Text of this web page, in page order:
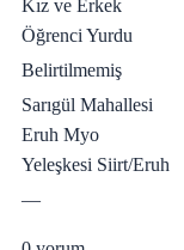
Kız ve Erkek
Öğrenci Yurdu
Belirtilmemiş
Sarıgül Mahallesi
Eruh Myo
Yeleşkesi Siirt/Eruh
—